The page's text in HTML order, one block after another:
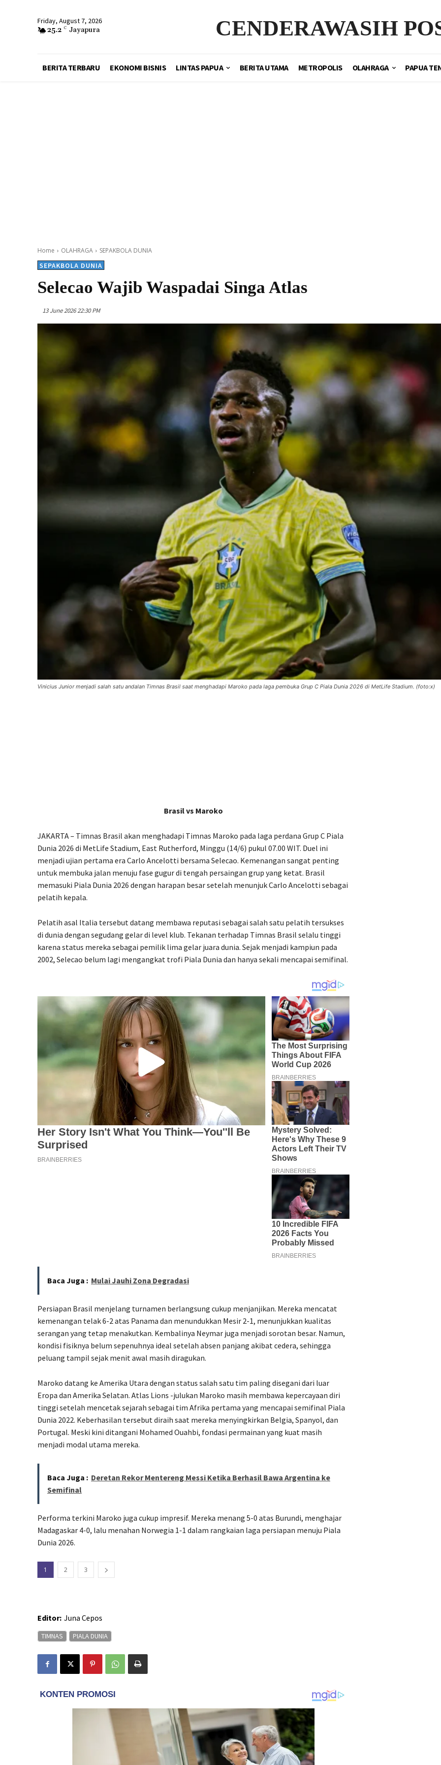
Friday, August 7, 2026
25.2 C Jayapura CENDERAWASIH
BERITA TERBARU EKONOMI BISNIS LINTAS PAPUA BERITA UTAMA METROPOLIS OLAHRAGA PAPUA
Home OLAHRAGA SEPAKBOLA DUNIA
SEPAKBOLA DUNIA
Selecao Wajib Waspadai Singa Atlas
13 June 2026 22:30 PM
Vinicius Junior menjadi salah satu andalan Timnas Brasil saat menghadapi Maroko pada laga pembuka Grup C Piala Dunia 2026 di MetLife Stadium. (foto:x)
Brasil vs Maroko
JAKARTA – Timnas Brasil akan menghadapi Timnas Maroko pada laga perdana Grup C Piala
Dunia 2026 di MetLife Stadium, East Rutherford, Minggu (14/6) pukul 07.00 WIT. Duel ini
menjadi ujian pertama era Carlo Ancelotti bersama Selecao. Kemenangan sangat penting
untuk membuka jalan menuju fase gugur di tengah persaingan grup yang ketat. Brasil
memasuki Piala Dunia 2026 dengan harapan besar setelah menunjuk Carlo Ancelotti sebagai
pelatih kepala.
Pelatih asal Italia tersebut datang membawa reputasi sebagai salah satu pelatih tersukses
di dunia dengan segudang gelar di level klub. Tekanan terhadap Timnas Brasil selalu tinggi
karena status mereka sebagai pemilik lima gelar juara dunia. Sejak menjadi kampiun pada
2002, Selecao belum lagi mengangkat trofi Piala Dunia dan hanya sekali mencapai semifinal.
Baca Juga : Mulai Jauhi Zona Degradasi
Persiapan Brasil menjelang turnamen berlangsung cukup menjanjikan. Mereka mencatat
kemenangan telak 6-2 atas Panama dan menundukkan Mesir 2-1, menunjukkan kualitas
serangan yang tetap menakutkan. Kembalinya Neymar juga menjadi sorotan besar. Namun,
kondisi fisiknya belum sepenuhnya ideal setelah absen panjang akibat cedera, sehingga
peluang tampil sejak menit awal masih diragukan.
Maroko datang ke Amerika Utara dengan status salah satu tim paling disegani dari luar
Eropa dan Amerika Selatan. Atlas Lions -julukan Maroko masih membawa kepercayaan diri
tinggi setelah mencetak sejarah sebagai tim Afrika pertama yang mencapai semifinal Piala
Dunia 2022. Keberhasilan tersebut diraih saat mereka menyingkirkan Belgia, Spanyol, dan
Portugal. Meski kini ditangani Mohamed Ouahbi, fondasi permainan yang kuat masih
menjadi modal utama mereka.
Baca Juga : Deretan Rekor Mentereng Messi Ketika Berhasil Bawa Argentina ke
Semifinal
Performa terkini Maroko juga cukup impresif. Mereka menang 5-0 atas Burundi, menghajar
Madagaskar 4-0, lalu menahan Norwegia 1-1 dalam rangkaian laga persiapan menuju Piala
Dunia 2026.
1 2 3
Editor: Juna Cepos
TIMNAS PIALA DUNIA